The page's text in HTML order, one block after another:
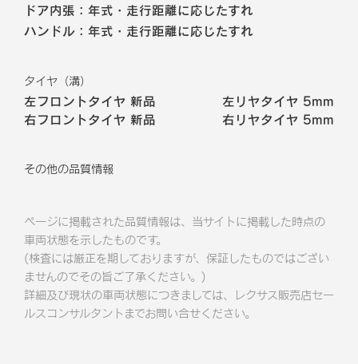
ドア内張：年式・走行距離に応じたすれ
ハンドル：年式・走行距離に応じたすれ
タイヤ（溝）
左フロントタイヤ 新品 左リヤタイヤ 5mm
右フロントタイヤ 新品 右リヤタイヤ 5mm
その他の品質情報
ページに掲載された品質情報は、当サイトに掲載した時点の
車両状態を示したものです。
(検査には厳正を期しておりますが、保証したものではござい
ませんのでその旨ご了承ください。)
詳細及び現状の車両状態につきましては、レクサス販売店セー
ルスコンサルタントまでお問い合せください。